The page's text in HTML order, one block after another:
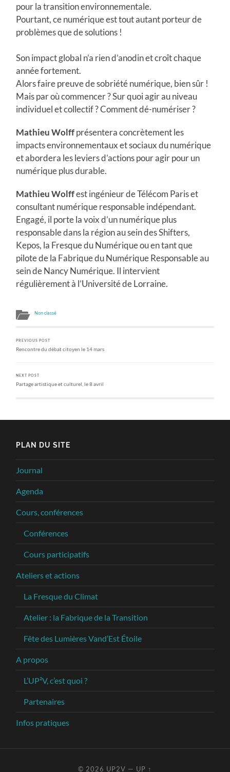
pour la transition environnementale.
Pourtant, ce numérique est tout autant porteur de
problèmes que de solutions !
Son impact global n’a rien d’anodin et croît chaque
année fortement.
Alors faire preuve de sobriété numérique, bien sûr !
Mais par où commencer ? Sur quoi agir au niveau
individuel et collectif ? Comment dé-numériser ?
Mathieu Wolffprésentera concrètement les
impacts environnementaux et sociaux du numérique
et abordera les leviers d’actions pour agir pour un
numérique plus durable.
Mathieu Wolffest ingénieur de Télécom Paris et
consultant numérique responsable indépendant.
Engagé, il porte la voix d’un numérique plus
responsable dans la région au sein des Shifters,
Kepos, la Fresque du Numérique ou en tant que
pilote de la Fabrique du Numérique Responsable au
sein de Nancy Numérique. Il intervient
régulièrement à l’Université de Lorraine.
Non classé
PREVIOUS POST
Rencontre du débat citoyen le 14 mars
NEXT POST
Partage artistique et culturel, le 8 avril
PLAN DU SITE
Journal
Agenda
Cours, conférences
Conférences
Cours participatifs
Ateliers et actions
La Fresque du Climat
Atelier : la Fabrique de la Transition
Fête des Lumières Vand’Est Étoile
A propos
L’UP²V, c’est quoi ?
Partenaires
Infos pratiques
© 2026 UP2V — UP ↑